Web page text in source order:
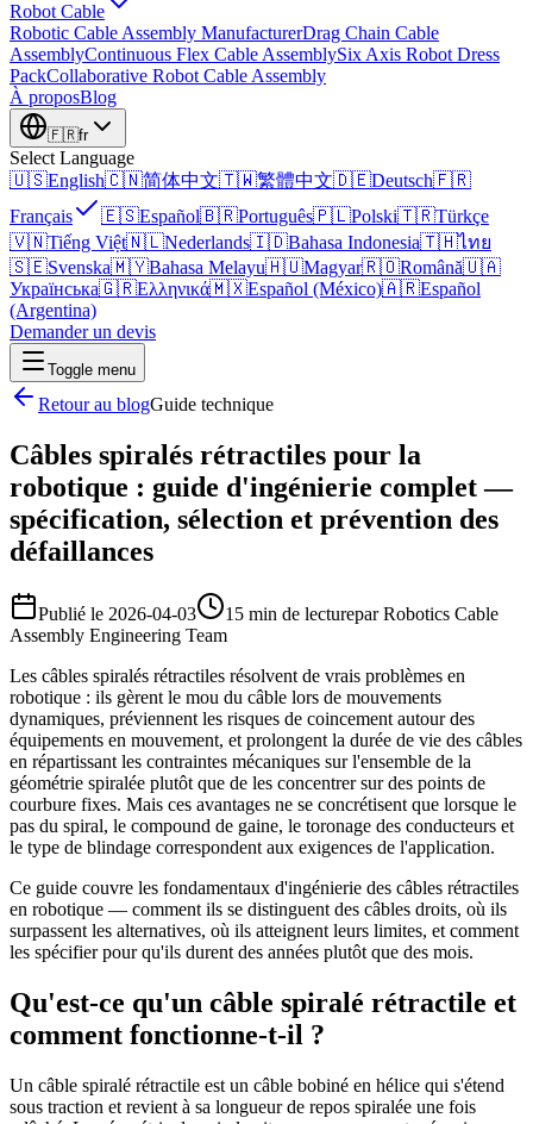
Robot Cable
Robotic Cable Assembly ManufacturerDrag Chain Cable
AssemblyContinuous Flex Cable AssemblySix Axis Robot Dress
PackCollaborative Robot Cable Assembly
À proposBlog
🇫🇷fr
Select Language
🇺🇸English🇨🇳简体中文🇹🇼繁體中文🇩🇪Deutsch🇫🇷
Français
🇪🇸Español🇧🇷Português🇵🇱Polski🇹🇷Türkçe
🇻🇳Tiếng Việt🇳🇱Nederlands🇮🇩Bahasa Indonesia🇹🇭ไทย
🇸🇪Svenska🇲🇾Bahasa Melayu🇭🇺Magyar🇷🇴Română🇺🇦
Українська🇬🇷Ελληνικά🇲🇽Español (México)🇦🇷Español
(Argentina)
Demander un devis
Toggle menu
Retour au blogGuide technique
Câbles spiralés rétractiles pour la
robotique : guide d'ingénierie complet —
spécification, sélection et prévention des
défaillances
Publié le 2026-04-03 15 min de lecturepar Robotics Cable
Assembly Engineering Team
Les câbles spiralés rétractiles résolvent de vrais problèmes en
robotique : ils gèrent le mou du câble lors de mouvements
dynamiques, préviennent les risques de coincement autour des
équipements en mouvement, et prolongent la durée de vie des câbles
en répartissant les contraintes mécaniques sur l'ensemble de la
géométrie spiralée plutôt que de les concentrer sur des points de
courbure fixes. Mais ces avantages ne se concrétisent que lorsque le
pas du spiral, le compound de gaine, le toronage des conducteurs et
le type de blindage correspondent aux exigences de l'application.
Ce guide couvre les fondamentaux d'ingénierie des câbles rétractiles
en robotique — comment ils se distinguent des câbles droits, où ils
surpassent les alternatives, où ils atteignent leurs limites, et comment
les spécifier pour qu'ils durent des années plutôt que des mois.
Qu'est-ce qu'un câble spiralé rétractile et
comment fonctionne-t-il ?
Un câble spiralé rétractile est un câble bobiné en hélice qui s'étend
sous traction et revient à sa longueur de repos spiralée une fois